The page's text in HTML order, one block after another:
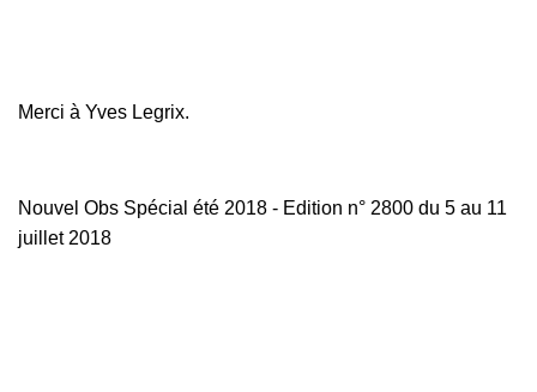
Merci à Yves Legrix.
Nouvel Obs Spécial été 2018 - Edition n° 2800 du 5 au 11
juillet 2018